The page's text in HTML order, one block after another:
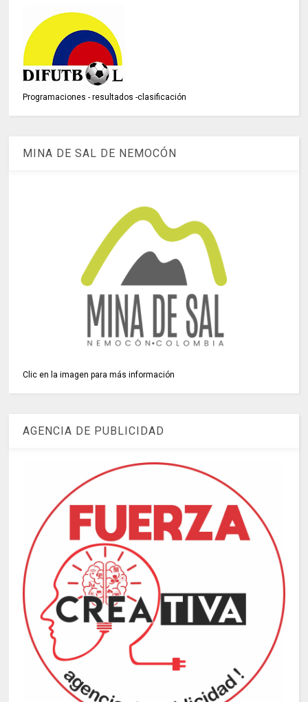
Programaciones - resultados -clasificación
MINA DE SAL DE NEMOCÓN
Clic en la imagen para más información
AGENCIA DE PUBLICIDAD